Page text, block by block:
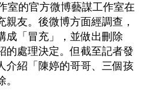
室的官方微博藝謀工作室在
親友。後微博方面經調查，
成「冒充」，並做出刪除
的處理決定。但截至記者發
介紹「陳婷的哥哥、三個孩